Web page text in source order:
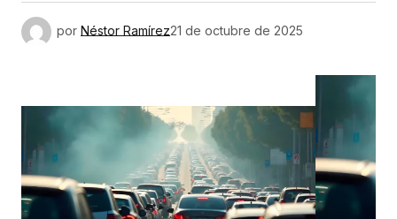
por Néstor Ramírez21 de octubre de 2025